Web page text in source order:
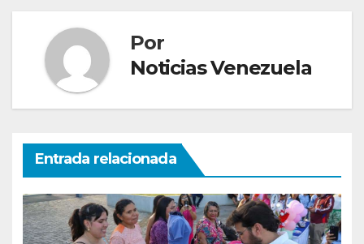
Por
Noticias Venezuela
Entrada relacionada